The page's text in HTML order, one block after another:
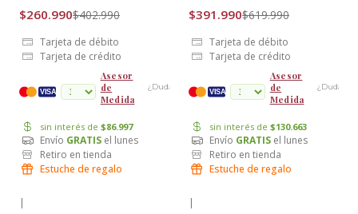
$260.990$402.990
Tarjeta de débito
Tarjeta de crédito
VISA
Asesor
de
Medida
¿Dudas? cuotas
sin interés de $86.997
Envío GRATIS el lunes
Retiro en tienda
Estuche de regalo
$391.990$619.990
Tarjeta de débito
Tarjeta de crédito
VISA
Asesor
de
Medida
¿Dudas?
sin interés de $130.663
Envío GRATIS el lunes
Retiro en tienda
Estuche de regalo
| |